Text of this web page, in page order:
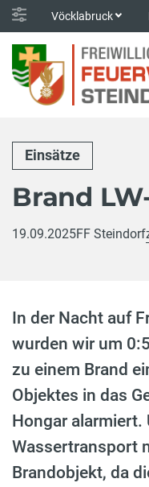
Vöcklabruck
Einsätze
Brand
19.09.2025FF Steindorf
In der Nacht auf
wurden wir um
zu einem Brand
Objektes in das
Hongar alarmiert.
Wassertransport
Brandobjekt, da